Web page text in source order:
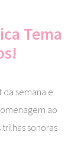
Tema
da semana e
ao
sonoras